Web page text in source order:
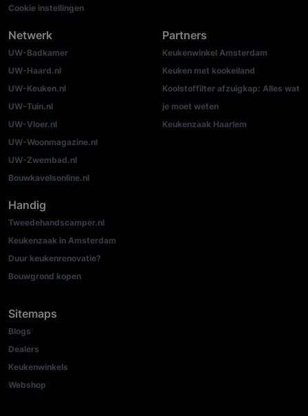
Cookie instellingen
Netwerk
UW-Badkamer
UW-Haard.nl
UW-Keuken.nl
UW-Tuin.nl
UW-Vloer.nl
UW-Woonmagazine.nl
UW-Zwembad.nl
Bouwkavelsonline.nl
Partners
Keukenwinkel Amsterdam
Keuken met kookeiland
Koolstoffilter afzuigkap: Alles wat
je moet weten
Keukenzaak Haarlem
Handig
Tweedehandscamper.nl
Keukenzaak in Amsterdam
Duur keukenrenovatie?
Bouwgrond kopen
Sitemaps
Blogs
Dealers
Keukenwinkels
Webshop